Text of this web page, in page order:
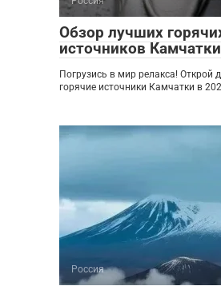
Обзор лучших
источников Камчатки
Погрузись в мир релакса! Открой
горячие источники Камчатки в
Россия